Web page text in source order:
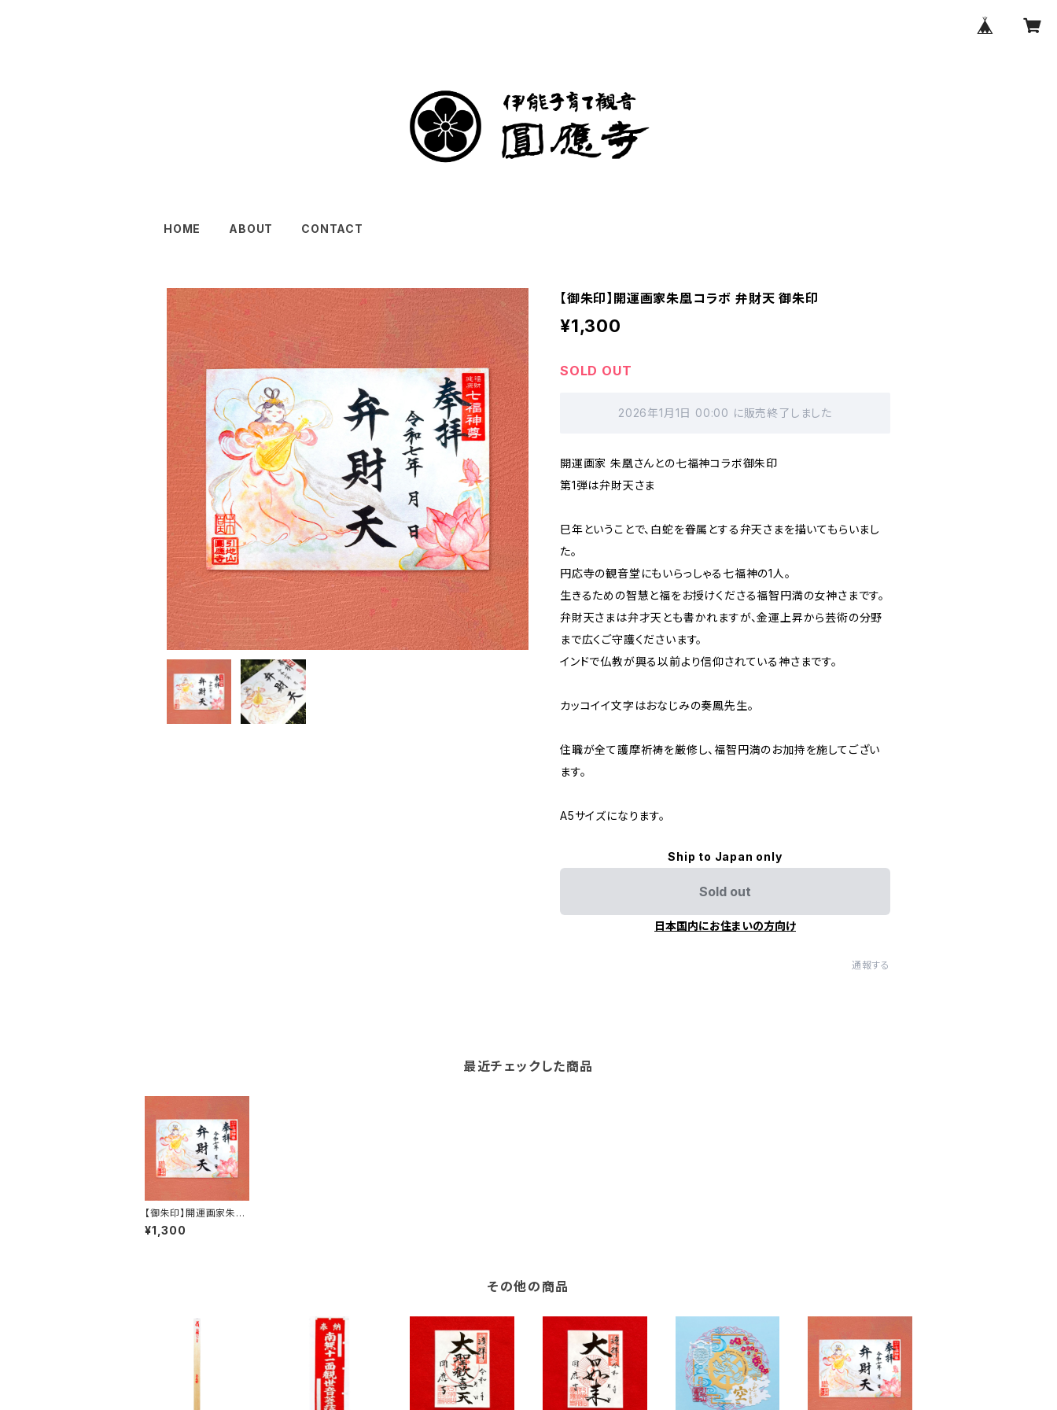
HOME ABOUT CONTACT
【御朱印】開運画家朱凰コラボ 弁財天 御朱印
¥1,300
SOLD OUT
2026年1月1日 00:00 に販売終了しました
開運画家 朱凰さんとの七福神コラボ御朱印
第1弾は弁財天さま
巳年ということで、白蛇を眷属とする弁天さまを描いてもらいまし
た。
円応寺の観音堂にもいらっしゃる七福神の1人。
生きるための智慧と福をお授けくださる福智円満の女神さまです。
弁財天さまは弁才天とも書かれますが、金運上昇から芸術の分野
まで広くご守護くださいます。
インドで仏教が興る以前より信仰されている神さまです。
カッコイイ文字はおなじみの奏鳳先生。
住職が全て護摩祈祷を厳修し、福智円満のお加持を施してござい
ます。
A5サイズになります。
Ship to Japan only
Sold out
日本国内にお住まいの方向け
通報する
最近チェックした商品
【御朱印】開運画家朱凰
コラボ 弁財天 御朱印
¥1,300
その他の商品